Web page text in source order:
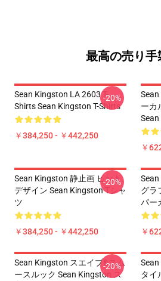
最高の売り手
Sean Kingston LA 2603 T-
Shirts Sean Kingston T-Shirts
￥384,250 - ￥442,250
-20%
ーカ
￥
Sean Kingston 静止画 ヒット
デザイン Sean Kingston Tシャ
ツ
￥384,250 - ￥442,250
-20%
グラ
パー
￥
Sean Kingston スエイブ&スム
ースルック Sean Kingston ス
-20%
タイ